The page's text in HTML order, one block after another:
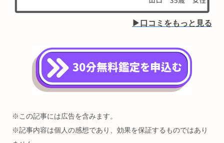
▶︎口コミをもっと見る
※この記事には広告を含みます。
※記事内容は個人の感想であり、効果を保証するものではあり